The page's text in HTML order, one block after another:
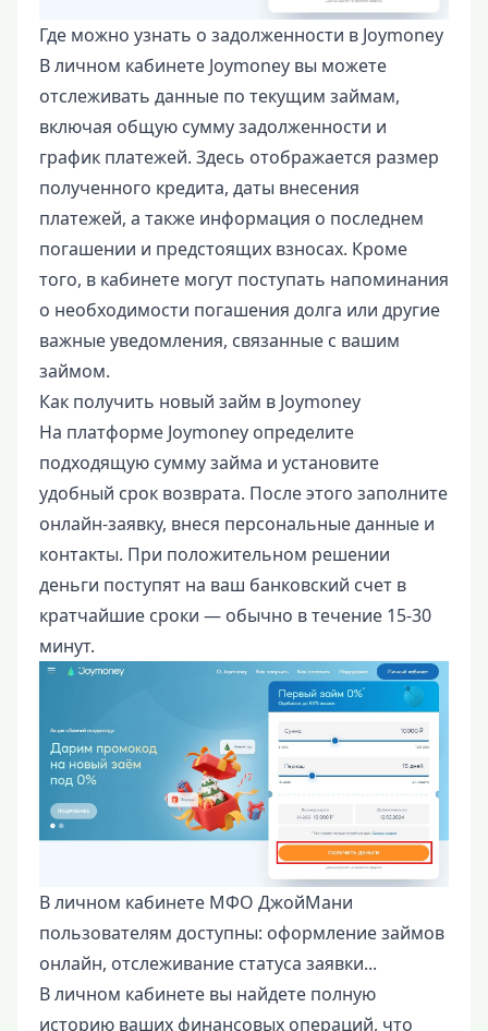
Где можно узнать о задолженности в Joymoney
В личном кабинете Joymoney вы можете
отслеживать данные по текущим займам,
включая общую сумму задолженности и
график платежей. Здесь отображается размер
полученного кредита, даты внесения
платежей, а также информация о последнем
погашении и предстоящих взносах. Кроме
того, в кабинете могут поступать напоминания
о необходимости погашения долга или другие
важные уведомления, связанные с вашим
займом.
Как получить новый займ в Joymoney
На платформе Joymoney определите
подходящую сумму займа и установите
удобный срок возврата. После этого заполните
онлайн-заявку, внеся персональные данные и
контакты. При положительном решении
деньги поступят на ваш банковский счет в
кратчайшие сроки — обычно в течение 15-30
минут.
В личном кабинете МФО ДжойМани
пользователям доступны: оформление займов
онлайн, отслеживание статуса заявки...
В личном кабинете вы найдете полную
историю ваших финансовых операций, что